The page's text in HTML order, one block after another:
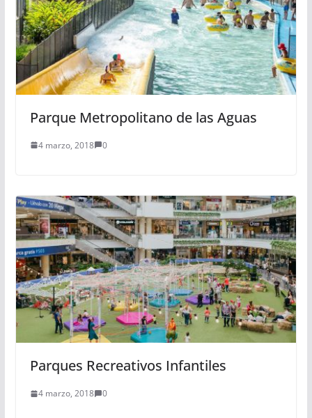
Parque Metropolitano de las Aguas
4 marzo, 2018 0
Parques Recreativos Infantiles
4 marzo, 2018 0